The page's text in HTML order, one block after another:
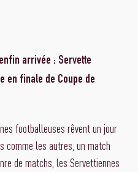
arrivée : Servette
en finale de Coupe de
footballeuses rêvent un jour
comme les autres, un match
de matchs, les Servettiennes